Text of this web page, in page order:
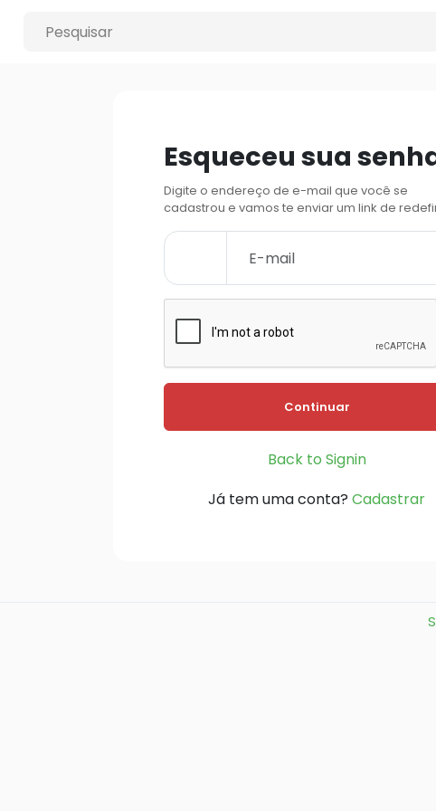
Esqueceu sua
Digite o endereço de e-mail que você se
cadastrou e vamos te enviar um link de
Continuar
Back to Signin
Já tem uma conta? Cadastrar